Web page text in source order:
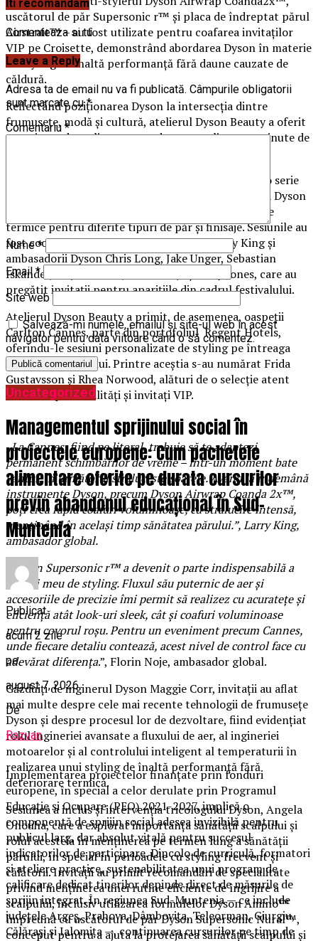
uscătorul de păr Supersonic r™ și placa de îndreptat părul
Airstrait™ – au fost utilizate pentru coafarea invitaților
VIP pe Croisette, demonstrând abordarea Dyson în materie
de styling de înaltă performanță fără daune cauzate de
căldură.
Reflectând poziționarea Dyson la intersecția dintre
frumusețe, modă și cultură, atelierul Dyson Beauty a oferit
experiențe de styling extrem de personalizate, susținute de
Pe parcursul festivalului, stiliștii Dyson au realizat o serie
de look-uri pentru covorul roșu folosind tehnologia Dyson
Beauty, demonstrând precizia stylingului fără daune
termice pentru diferite tipuri de păr și finisaje. Sesiunile au
fost coordonate de ambasadorul global Larry King și
ambasadorii Dyson Chris Long, Jake Unger, Sebastian
Iskander, Maja Stanišić, Florin Noje și Lucy Jones, care au
pregătit invitații pentru aparițiile din cadrul festivalului.
Atelierul Dyson Beauty a primit, de asemenea, oaspeții
Carlton Cannes, parte din portofoliul Regent Hotels,
oferindu-le sesiuni personalizate de styling pe întreaga
durată a festivalului. Printre aceștia s-au numărat Frida
Gustavsson și Rhea Norwood, alături de o selecție atent
aleasă de personalități și invitați VIP.
„La Cannes, fiind pe litoral, trebuie să te adaptezi
permanent schimbărilor de vreme – într-un moment bate
vântul, în următorul strălucește soarele. Având la îndemână
instrumente Dyson, precum Dyson Airwrap Coanda 2x™,
poți crea rapid coafuri voluminoase, cu strălucire intensă,
menținând în același timp sănătatea părului.”, Larry King,
ambasador global.
Dyson Supersonic r™ a devenit o parte indispensabilă a
kitului meu de styling. Fluxul său puternic de aer și
accesoriile de precizie îmi permit să realizez cu acuratețe și
eficiență atât look-uri sleek, cât și coafuri voluminoase
pentru covorul roșu. Pentru un eveniment precum Cannes,
unde fiecare detaliu contează, acest nivel de control face cu
adevărat diferența.”, Florin Noje, ambasador global.
Găzduiți de inginerul Dyson Maggie Corr, invitații au aflat
mai multe despre cele mai recente tehnologii de frumusețe
Dyson și despre procesul lor de dezvoltare, fiind evidențiat
rolul ingineriei avansate a fluxului de aer, al ingineriei
motoarelor și al controlului inteligent al temperaturii în
realizarea unui styling de înaltă performanță fără
deteriorare termică.
Sesiunea a inclus și intervenția tricologului Dyson, Angela
Onouha, care a explorat importanța sănătății scalpului și
rolul acesteia în menținerea pe termen lung a sănătății
părului, în special în perioadele cu styling frecvent și
călătorii. Invitații au primit recomandări de specialitate
privind menținerea unei rutine eficiente de îngrijire a
scalpului, inclusiv utilizarea formulelor Dyson Amino™
împreună cu uscătorul de păr Dyson Supersonic Nural™,
conceput pentru a ajuta la protejarea sănătății scalpului și
Iti recomandam
Comenteaza si tu
Leave a Reply
Adresa ta de email nu va fi publicată. Câmpurile obligatorii
sunt marcate cu*
Comentariu *
Nume*
Email*
Site web
Salvează-mi numele, emailul și site-ul web în acest
navigator pentru data viitoare când o să comentez.
Uncategorized
Managementul sprijinului social în
proiectele europene: Cum pachetele
alimentare oferite pe durata cursurilor
previn abandonul educațional în Sud-
Muntenia
Publicat
acum 2 zile
pe
august 7, 2026
De
Razvan
Implementarea proiectelor finanțate prin fonduri
europene, în special a celor derulate prin Programul
Educație și Ocupare (PEO) 2021-2027, implică o
componentă de sprijin social adesea invizibilă pentru
publicul larg, dar absolut vitală pentru succesul
indicatorilor de participare. Dincolo de curriculă, formatori
și ateliere practice, sustenabilitatea unui program de
calificare dedicat tinerilor depinde direct de măsurile de
sprijin integrat. În regiunea Sud-Muntenia — ce include
județele Argeș, Prahova, Dâmbovița, Teleorman, Giurgiu,
Călărași și Ialomița —, continuarea cursurilor pe timp de